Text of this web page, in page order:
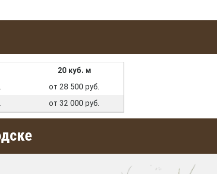
20 куб. м
от 28 500 руб.
от 32 000 руб.